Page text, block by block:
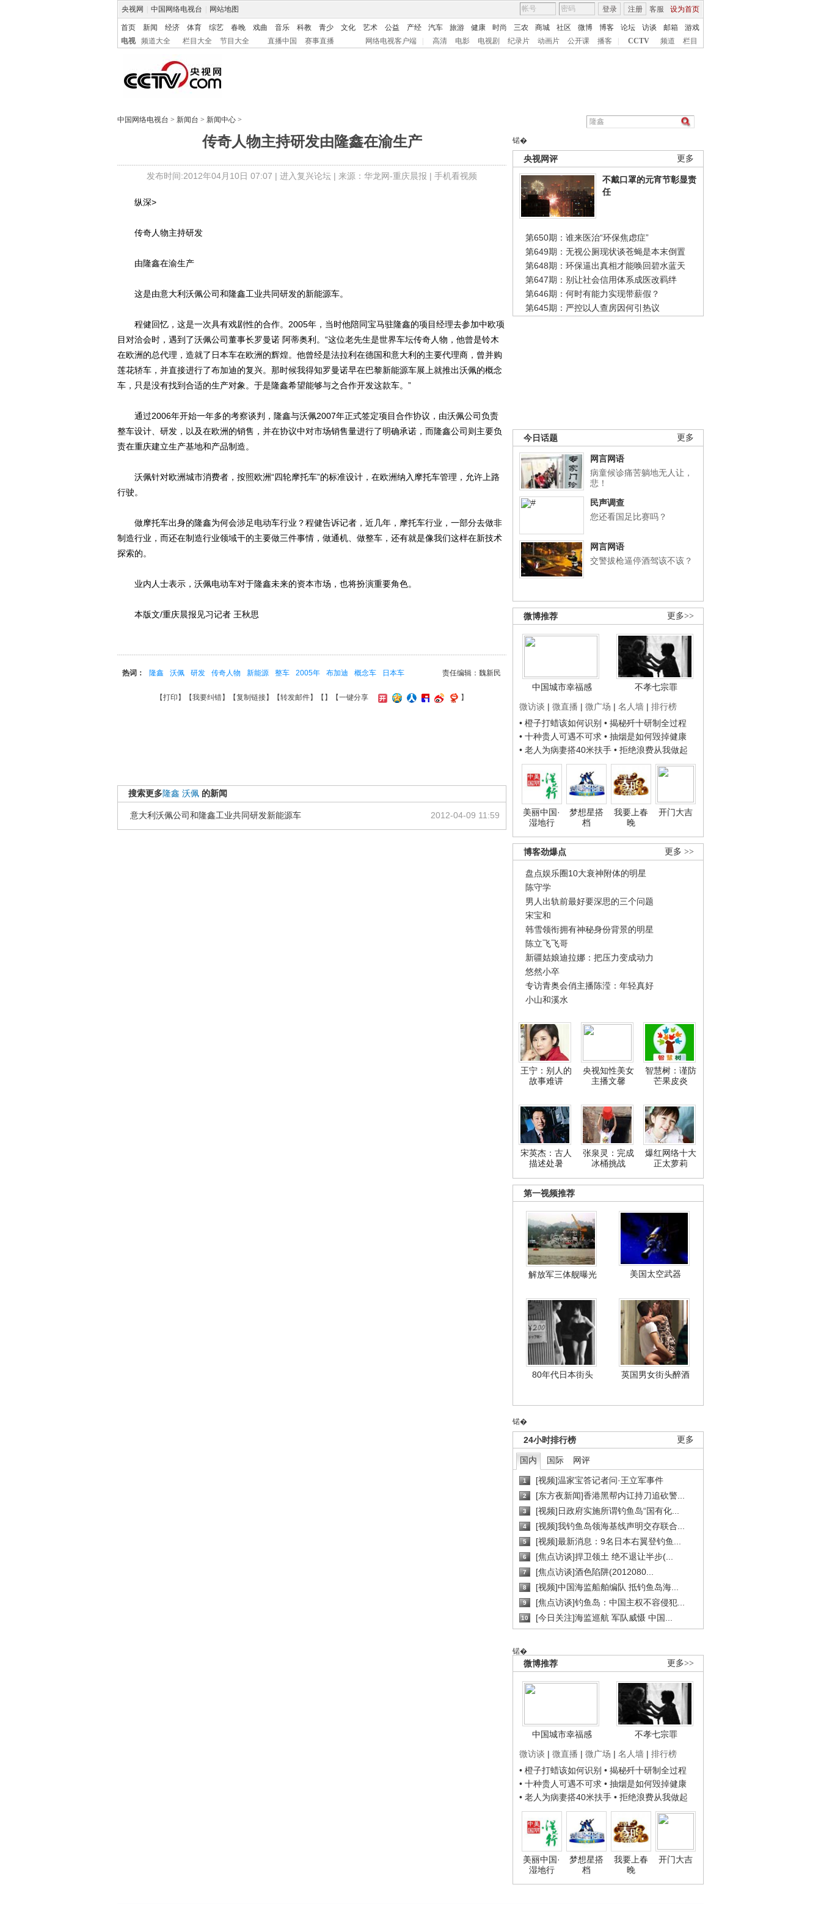
央视网 中国网络电视台 网站地图 客服 设为首页
登录 注册
首页 新闻 经济 体育 综艺 春晚 戏曲 音乐 科教 青少 文化 艺术 公益 产经 汽车 旅游 健康 时尚 三农 商城 社区 微博 博客 论坛 访谈 邮箱
游戏
电视
频道大全 栏目大全 节目大全 直播中国 赛事直播 网络电视客户端 高清 电影 电视剧 纪录片 动画片 公开课 播客 CCTV 频道 栏目
中国网络电视台 > 新闻台 > 新闻中心 >
传奇人物主持研发由隆鑫在渝生产
发布时间:2012年04月10日 07:07 | 进入复兴论坛 | 来源：华龙网-重庆晨报 | 手机看视频
锘�
更多
央视网评
不戴口罩的元宵节彰显责
任
第650期：谁来医治“环保焦虑症”
第649期：无视公厕现状谈苍蝇是本末倒置
第648期：环保逼出真相才能唤回碧水蓝天
第647期：别让社会信用体系成医改羁绊
第646期：何时有能力实现带薪假？
第645期：严控以人查房因何引热议
更多
今日话题
网言网语
病童候诊痛苦躺地无人让，
悲！
民声调查
您还看国足比赛吗？
网言网语
交警拔枪逼停酒驾该不该？
更多>>
微博推荐
中国城市幸福感
不孝七宗罪
微访谈 | 微直播 | 微广场 | 名人墙 | 排行榜
• 橙子打蜡该如何识别 • 揭秘歼十研制全过程
• 十种贵人可遇不可求 • 抽烟是如何毁掉健康
• 老人为病妻搭40米扶手 • 拒绝浪费从我做起
美丽中国·
湿地行
梦想星搭
档
我要上春
晚
开门大吉
更多 >>
博客劲爆点
盘点娱乐圈10大衰神附体的明星
陈守学
男人出轨前最好要深思的三个问题
宋宝和
韩雪领衔拥有神秘身份背景的明星
陈立飞飞哥
新疆姑娘迪拉娜：把压力变成动力
悠然小卒
专访青奥会俏主播陈滢：年轻真好
小山和溪水
王宁：别人的
故事难讲
央视知性美女
主播文馨
智慧树：谨防
芒果皮炎
宋英杰：古人
描述处暑
张泉灵：完成
冰桶挑战
爆红网络十大
正太萝莉
第一视频推荐
解放军三体舰曝光 美国太空武器
80年代日本街头 英国男女街头醉酒
锘�
更多
24小时排行榜
国内 国际 网评
1 [视频]温家宝答记者问·王立军事件
2 [东方夜新闻]香港黑帮内讧持刀追砍警...
3 [视频]日政府实施所谓钓鱼岛“国有化...
4 [视频]我钓鱼岛领海基线声明交存联合...
5 [视频]最新消息：9名日本右翼登钓鱼...
6 [焦点访谈]捍卫领土 绝不退让半步(...
7 [焦点访谈]酒色陷阱(2012080...
8 [视频]中国海监船舶编队 抵钓鱼岛海...
9 [焦点访谈]钓鱼岛：中国主权不容侵犯...
10 [今日关注]海监巡航 军队威慑 中国...
锘�
更多>>
微博推荐
中国城市幸福感
不孝七宗罪
微访谈 | 微直播 | 微广场 | 名人墙 | 排行榜
• 橙子打蜡该如何识别 • 揭秘歼十研制全过程
• 十种贵人可遇不可求 • 抽烟是如何毁掉健康
• 老人为病妻搭40米扶手 • 拒绝浪费从我做起
美丽中国·
湿地行
梦想星搭
档
我要上春
晚
开门大吉
纵深>
传奇人物主持研发
由隆鑫在渝生产
这是由意大利沃佩公司和隆鑫工业共同研发的新能源车。
程健回忆，这是一次具有戏剧性的合作。2005年，当时他陪同宝马驻隆鑫的项目经理去参加中欧项
目对洽会时，遇到了沃佩公司董事长罗曼诺 阿蒂奥利。“这位老先生是世界车坛传奇人物，他曾是铃木
在欧洲的总代理，造就了日本车在欧洲的辉煌。他曾经是法拉利在德国和意大利的主要代理商，曾并购
莲花轿车，并直接进行了布加迪的复兴。那时候我得知罗曼诺早在巴黎新能源车展上就推出沃佩的概念
车，只是没有找到合适的生产对象。于是隆鑫希望能够与之合作开发这款车。”
通过2006年开始一年多的考察谈判，隆鑫与沃佩2007年正式签定项目合作协议，由沃佩公司负责
整车设计、研发，以及在欧洲的销售，并在协议中对市场销售量进行了明确承诺，而隆鑫公司则主要负
责在重庆建立生产基地和产品制造。
沃佩针对欧洲城市消费者，按照欧洲“四轮摩托车”的标准设计，在欧洲纳入摩托车管理，允许上路
行驶。
做摩托车出身的隆鑫为何会涉足电动车行业？程健告诉记者，近几年，摩托车行业，一部分去做非
制造行业，而还在制造行业领域干的主要做三件事情，做通机、做整车，还有就是像我们这样在新技术
探索的。
业内人士表示，沃佩电动车对于隆鑫未来的资本市场，也将扮演重要角色。
本版文/重庆晨报见习记者 王秋思
责任编辑：魏新民
热词： 隆鑫 沃佩 研发 传奇人物 新能源 整车 2005年 布加迪 概念车 日本车
【打印 】【我要纠错】【复制链接】【转发邮件】【 】 【一键分享 】
搜索更多隆鑫 沃佩 的新闻
2012-04-09 11:59
意大利沃佩公司和隆鑫工业共同研发新能源车